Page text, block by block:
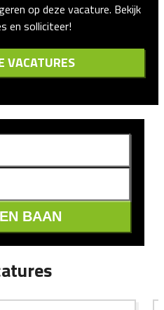
op deze vacature. Bekijk
en solliciteer!
VACATURES
BAAN